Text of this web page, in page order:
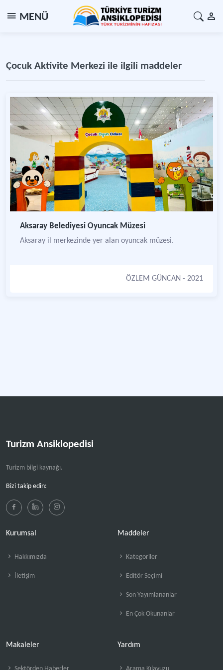
MENÜ
Çocuk Aktivite Merkezi ile ilgili maddeler
Aksaray Belediyesi Oyuncak Müzesi
Aksaray il merkezinde yer alan oyuncak müzesi.
ÖZLEM GÜNCAN - 2021
Turizm Ansiklopedisi
Turizm bilgi kaynağı.
Bizi takip edin:
Kurumsal
Hakkımızda
İletişim
Maddeler
Kategoriler
Editör Seçimi
Son Yayımlananlar
En Çok Okunanlar
Makaleler Yardım